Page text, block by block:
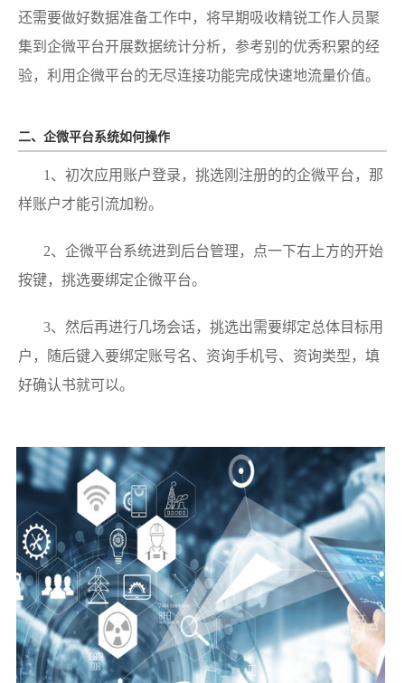
还需要做好数据准备工作中，将早期吸收精锐工作人员聚
集到企微平台开展数据统计分析，参考别的优秀积累的经
验，利用企微平台的无尽连接功能完成快速地流量价值。
二、企微平台系统如何操作
1、初次应用账户登录，挑选刚注册的的企微平台，那
样账户才能引流加粉。
2、企微平台系统进到后台管理，点一下右上方的开始
按键，挑选要绑定企微平台。
3、然后再进行几场会话，挑选出需要绑定总体目标用
户，随后键入要绑定账号名、资询手机号、资询类型，填
好确认书就可以。